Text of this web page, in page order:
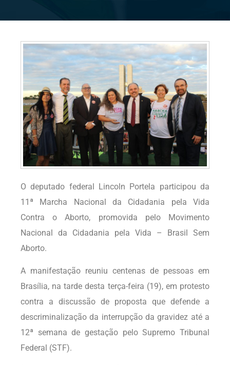
O deputado federal Lincoln Portela participou da
11ª Marcha Nacional da Cidadania pela Vida
Contra o Aborto, promovida pelo Movimento
Nacional da Cidadania pela Vida – Brasil Sem
Aborto.
A manifestação reuniu centenas de pessoas em
Brasília, na tarde desta terça-feira (19), em protesto
contra a discussão de proposta que defende a
descriminalização da interrupção da gravidez até a
12ª semana de gestação pelo Supremo Tribunal
Federal (STF).